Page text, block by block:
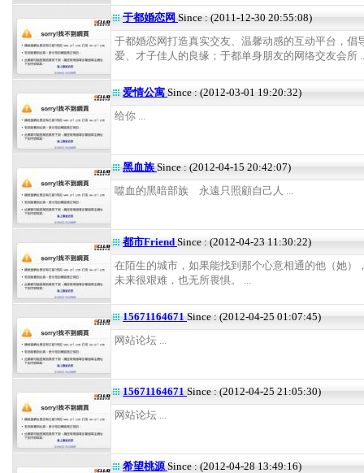
于都婚恋网 Since : (2011-12-30 20:55:08)
于都婚恋网打造真实交友、温馨动感的互动平台，倡
爱、才子佳人的良缘；于都单身朋友的网络交友会所
爱情公寓 Since : (2012-03-01 19:20:32)
给你 ...
黑血族 Since : (2012-04-15 20:42:07)
噬血的黑暗部族 永遠只照顧自己人 ...
都市FriendSince : (2012-04-23 11:30:22)
在陌生的城市，如果能找到那个心意相通的他（她）
未来很艰难，也无所畏惧。 ...
15671164671 Since : (2012-04-25 01:07:45)
网站论坛 ...
15671164671 Since : (2012-04-25 21:05:30)
网站论坛 ...
希望桃源Since : (2012-04-28 13:49:16)